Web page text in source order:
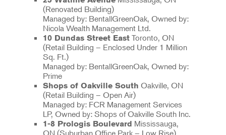
(Renovated Building)
Managed by: BentallGreenOak, Owned by:
Nicola Wealth Management Ltd.
10 Dundas Street East Toronto, ON
(Retail Building – Enclosed Under 1 Million
Sq. Ft.)
Managed by: BentallGreenOak, Owned by:
Prime
Shops of Oakville South Oakville, ON
(Retail Building – Open Air)
Managed by: FCR Management Services
LP, Owned by: Shops of Oakville South Inc.
1-8 Prologis Boulevard Mississauga,
ON (Suburban Office Park – Low Rise)